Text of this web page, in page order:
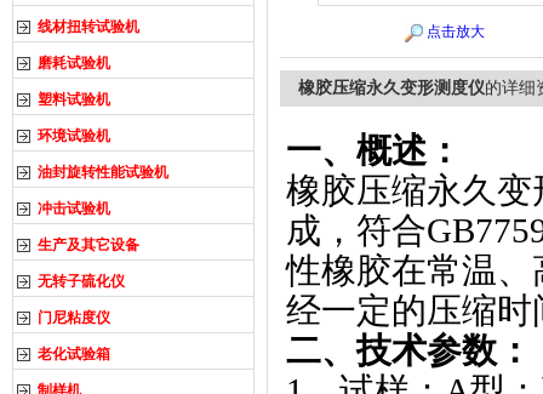
线材扭转试验机
磨耗试验机
塑料试验机
环境试验机
油封旋转性能试验机
冲击试验机
生产及其它设备
无转子硫化仪
门尼粘度仪
老化试验箱
制样机
点击放大
橡胶压缩永久变形测度仪的详细
一、概述：
橡胶压缩永久
成，符合
性橡胶在常温
经一定的压缩
二、技术参数：